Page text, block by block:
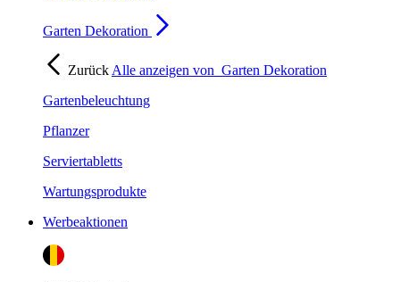
Garten Dekoration
Zurück Alle anzeigen von Garten Dekoration
Gartenbeleuchtung
Pflanzer
Serviertabletts
Wartungsprodukte
Werbeaktionen